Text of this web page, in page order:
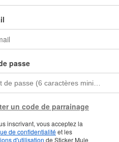
passe
un code de parrainage
inscrivant, vous acceptez la
de confidentialitéet les
d'utilisation de Sticker Mule